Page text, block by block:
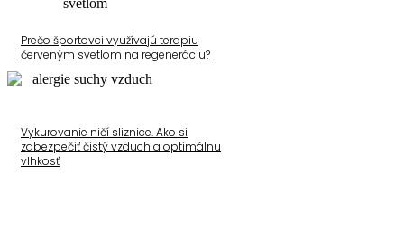
Prečo športovci využívajú terapiu
červeným svetlom na regeneráciu?
Vykurovanie ničí sliznice. Ako si
zabezpečiť čistý vzduch a optimálnu
vlhkosť